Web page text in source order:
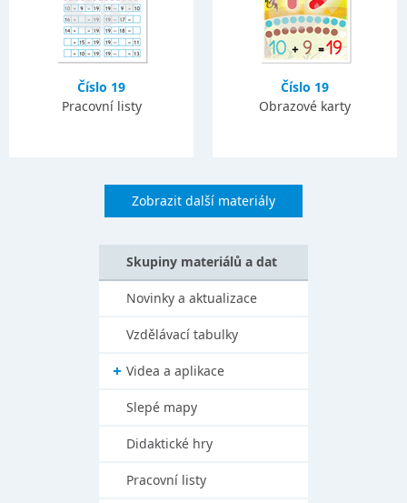
Číslo 19
Pracovní listy
Číslo 19
Obrazové karty
Zobrazit další materiály
Skupiny materiálů a dat
Novinky a aktualizace
Vzdělávací tabulky
Videa a aplikace
Slepé mapy
Didaktické hry
Pracovní listy